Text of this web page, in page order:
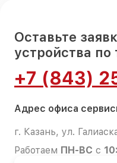
Оставьте
устройства по
+7 (843)
Адрес офиса
г. Казань, ул.
Работаем ПН-ВС с